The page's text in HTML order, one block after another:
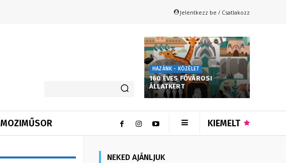
Jelentkezz be / Csatlakozz
HAZÁNK - KÖZÉLET
160 ÉVES FŐVÁROSI
ÁLLATKERT
MOZIMŰSOR KIEMELT
NEKED AJÁNLJUK